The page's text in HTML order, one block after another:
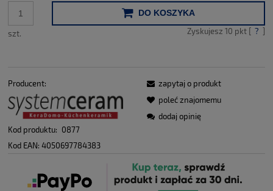
szt.
DO KOSZYKA
Zyskujesz 10 pkt [ ? ]
Producent:
Kod produktu: 0877
Kod EAN: 4050697784383
zapytaj o produkt
poleć znajomemu
dodaj opinię